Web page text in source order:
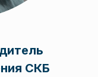
СКБ